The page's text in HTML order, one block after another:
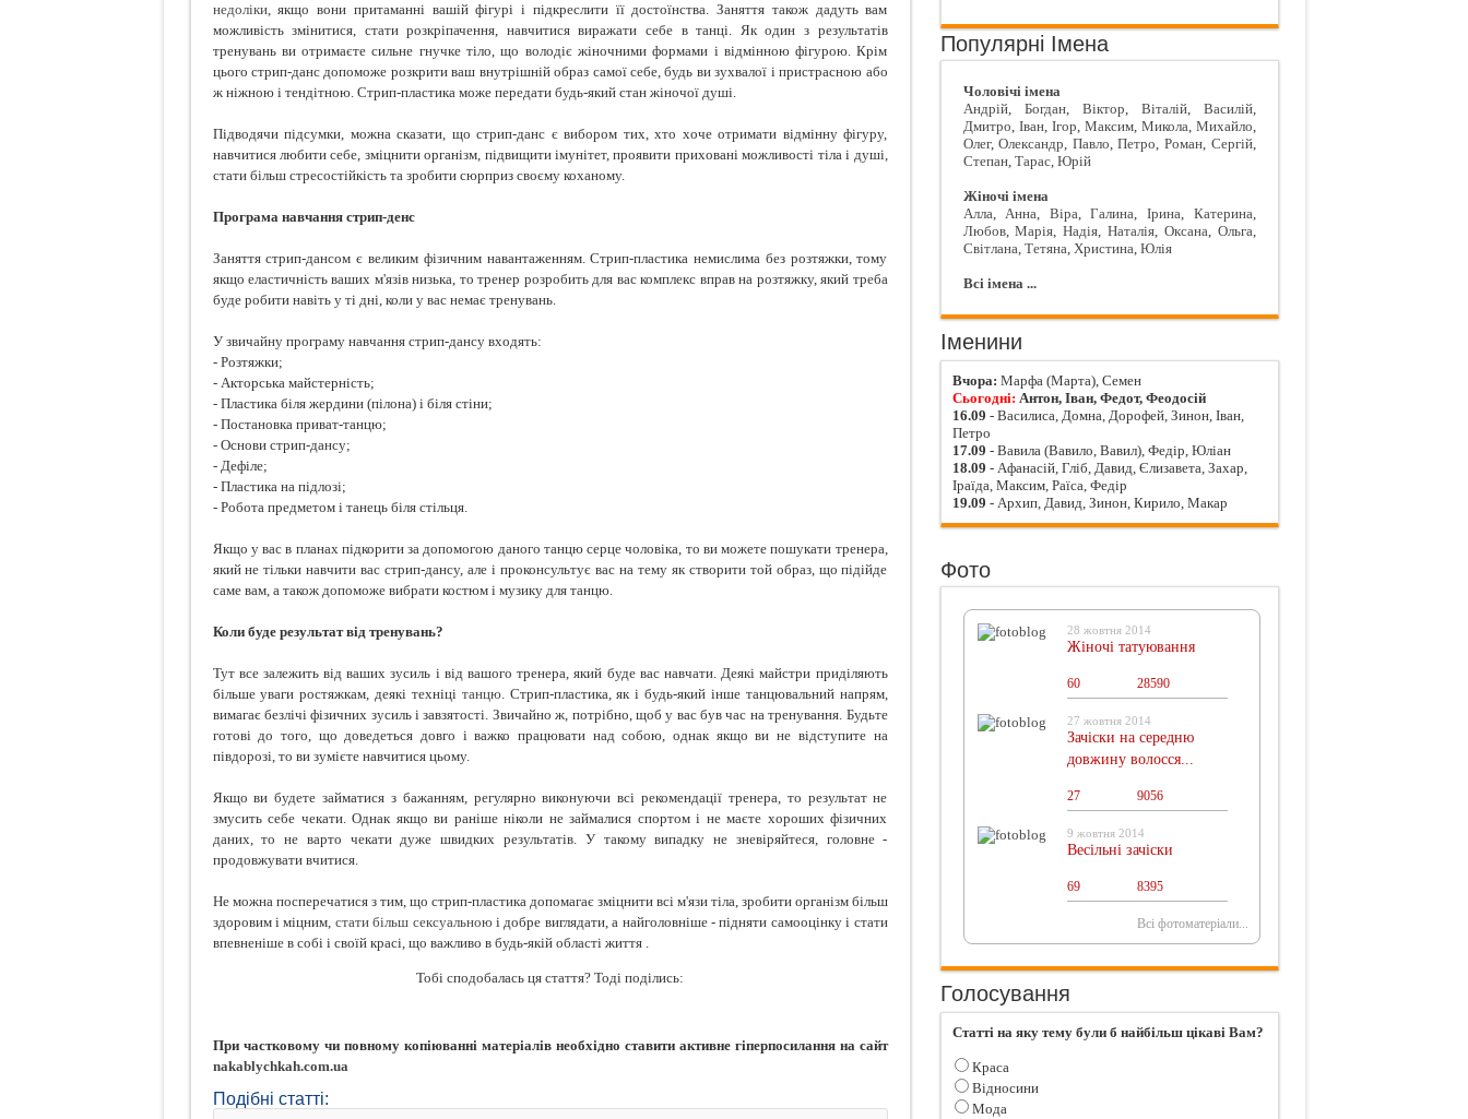
недоліки, якщо вони притаманні вашій фігурі і підкреслити її достоїнства. Заняття також дадуть вам
можливість змінитися, стати розкріпачення, навчитися виражати себе в танці. Як один з результатів
тренувань ви отримаєте сильне гнучке тіло, що володіє жіночними формами і відмінною фігурою. Крім
цього стрип-данс допоможе розкрити ваш внутрішній образ самої себе, будь ви зухвалої і пристрасною або
ж ніжною і тендітною. Стрип-пластика може передати будь-який стан жіночої душі.
Підводячи підсумки, можна сказати, що стрип-данс є вибором тих, хто хоче отримати відмінну фігуру,
навчитися любити себе, зміцнити організм, підвищити імунітет, проявити приховані можливості тіла і душі,
стати більш стресостійкість та зробити сюрприз своєму коханому.
Програма навчання стрип-денс
Заняття стрип-дансом є великим фізичним навантаженням. Стрип-пластика немислима без розтяжки, тому
якщо еластичність ваших м'язів низька, то тренер розробить для вас комплекс вправ на розтяжку, який треба
буде робити навіть у ті дні, коли у вас немає тренувань.
У звичайну програму навчання стрип-дансу входять:
- Розтяжки;
- Акторська майстерність;
- Пластика біля жердини (пілона) і біля стіни;
- Постановка приват-танцю;
- Основи стрип-дансу;
- Дефіле;
- Пластика на підлозі;
- Робота предметом і танець біля стільця.
Якщо у вас в планах підкорити за допомогою даного танцю серце чоловіка, то ви можете пошукати тренера,
який не тільки навчити вас стрип-дансу, але і проконсультує вас на тему як створити той образ, що підійде
саме вам, а також допоможе вибрати костюм і музику для танцю.
Коли буде результат від тренувань?
Тут все залежить від ваших зусиль і від вашого тренера, який буде вас навчати. Деякі майстри приділяють
більше уваги ростяжкам, деякі техніці танцю. Стрип-пластика, як і будь-який інше танцювальний напрям,
вимагає безлічі фізичних зусиль і завзятості. Звичайно ж, потрібно, щоб у вас був час на тренування. Будьте
готові до того, що доведеться довго і важко працювати над собою, однак якщо ви не відступите на
півдорозі, то ви зумієте навчитися цьому.
Якщо ви будете займатися з бажанням, регулярно виконуючи всі рекомендації тренера, то результат не
змусить себе чекати. Однак якщо ви раніше ніколи не займалися спортом і не маєте хороших фізичних
даних, то не варто чекати дуже швидких результатів. У такому випадку не зневіряйтеся, головне -
продовжувати вчитися.
Не можна посперечатися з тим, що стрип-пластика допомагає зміцнити всі м'язи тіла, зробити організм більш
здоровим і міцним, стати більш сексуальноюі добре виглядати, а найголовніше - підняти самооцінку і стати
впевненіше в собі і своїй красі, що важливо в будь-якій області життя .
Тобі сподобалась ця стаття? Тоді поділись:
При частковому чи повному копіюванні матеріалів необхідно ставити активне гіперпосилання на сайт
nakablychkah.com.ua
Подібні статті:
Популярні Імена
Чоловічі імена
Андрій, Богдан, Віктор, Віталій, Василій,
Дмитро, Іван, Ігор, Максим, Микола, Михайло,
Олег,Олександр, Павло,Петро, Роман, Сергій,
Степан, Тарас, Юрій
Жіночі імена
Алла,Анна, Віра,Галина, Ірина, Катерина,
Любов,Марія,Надія, Наталія, Оксана, Ольга,
Світлана, Тетяна, Христина, Юлія
Всі імена ...
Іменини
Вчора: Марфа (Марта), Семен
Сьогодні: Антон, Іван, Федот, Феодосій
16.09 - Василиса, Домна, Дорофей, Зинон, Іван,
Петро
17.09 - Вавила (Вавило, Вавил), Федір, Юліан
18.09 - Афанасій, Гліб, Давид, Єлизавета, Захар,
Іраїда, Максим, Раїса, Федір
19.09 - Архип, Давид, Зинон, Кирило, Макар
Фото
28 жовтня 2014
Жіночі татуювання
60 28590
27 жовтня 2014
Зачіски на середню
довжину волосся...
27 9056
9 жовтня 2014
Весільні зачіски
69 8395
Всі фотоматеріали...
Голосування
Статті на яку тему були б найбільш цікаві Вам?
Краса
Відносини
Мода